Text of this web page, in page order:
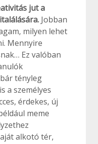
jut a
Jobban
milyen lehet
Mennyire
Ez valóban
tényleg
a személyes
érdekes, új
meme
alkotó tér,